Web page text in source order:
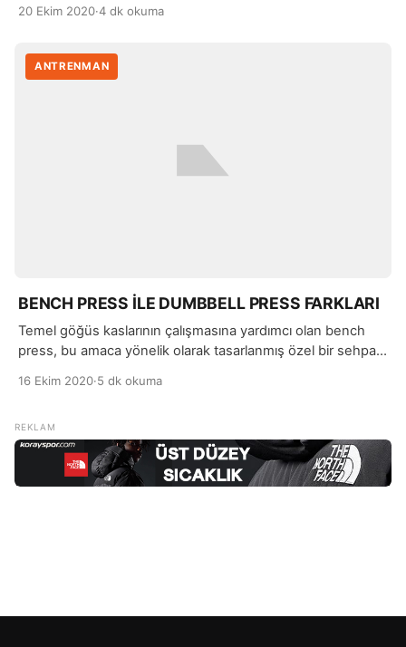
tamamen farklı karakterlerde insanlar bir araya
20 Ekim 2020·4 dk okuma
ANTRENMAN
BENCH PRESS İLE DUMBBELL PRESS FARKLARI
Temel göğüs kaslarının çalışmasına yardımcı olan bench
press, bu amaca yönelik olarak tasarlanmış özel bir sehpa
antrenmanıdır. Dumbbell press ise kasları güçlendirmek
press yapmaktır denilebilir.
16 Ekim 2020·5 dk okuma